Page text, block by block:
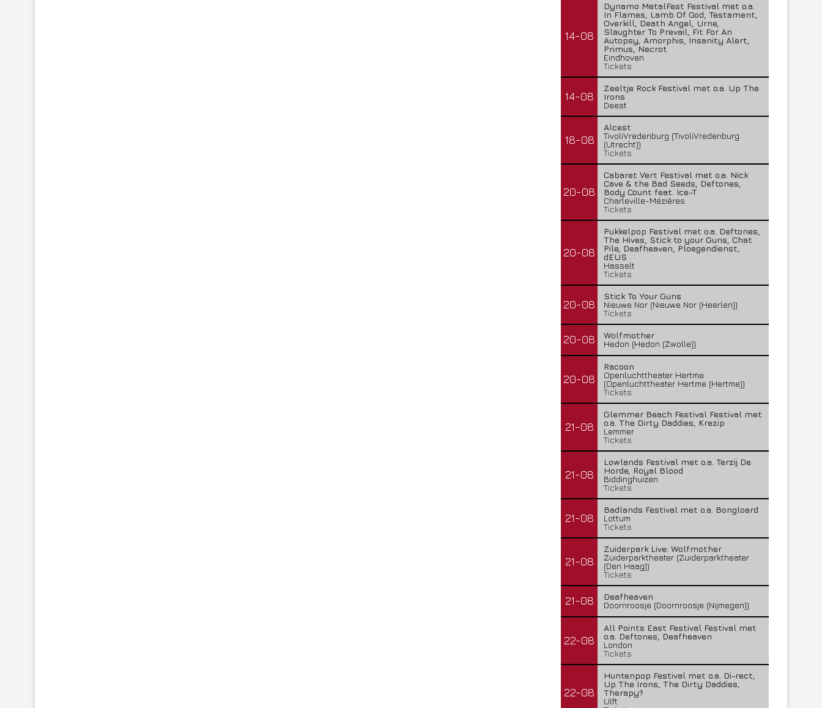
14-08
Dynamo MetalFest Festival met o.a.
In Flames, Lamb Of God, Testament,
Overkill, Death Angel, Urne,
Slaughter To Prevail, Fit For An
Autopsy, Amorphis, Insanity Alert,
Primus, Necrot
Eindhoven
Tickets
14-08
Zeeltje Rock Festival met o.a. Up The
Irons
Deest
18-08
Alcest
TivoliVredenburg (TivoliVredenburg
(Utrecht))
Tickets
20-08
Cabaret Vert Festival met o.a. Nick
Cave & the Bad Seeds, Deftones,
Body Count feat. Ice-T
Charleville-Mézières
Tickets
20-08
Pukkelpop Festival met o.a. Deftones,
The Hives, Stick to your Guns, Chat
Pile, Deafheaven, Ploegendienst,
dEUS
Hasselt
Tickets
20-08
Stick To Your Guns
Nieuwe Nor (Nieuwe Nor (Heerlen))
Tickets
20-08
Wolfmother
Hedon (Hedon (Zwolle))
20-08
Racoon
Openluchttheater Hertme
(Openluchttheater Hertme (Hertme))
Tickets
21-08
Glemmer Beach Festival Festival met
o.a. The Dirty Daddies, Krezip
Lemmer
Tickets
21-08
Lowlands Festival met o.a. Terzij De
Horde, Royal Blood
Biddinghuizen
Tickets
21-08
Badlands Festival met o.a. Bongloard
Lottum
Tickets
21-08
Zuiderpark Live: Wolfmother
Zuiderparktheater (Zuiderparktheater
(Den Haag))
Tickets
21-08
Deafheaven
Doornroosje (Doornroosje (Nijmegen))
22-08
All Points East Festival Festival met
o.a. Deftones, Deafheaven
London
Tickets
22-08
Huntenpop Festival met o.a. Di-rect,
Up The Irons, The Dirty Daddies,
Therapy?
Ulft